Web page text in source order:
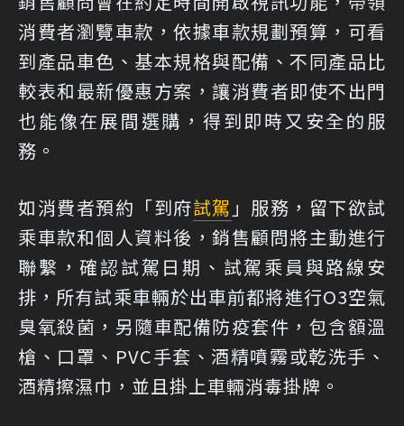
消費者瀏覽車款，依據車款規劃預算，可看
到產品車色、基本規格與配備、不同產品比
較表和最新優惠方案，讓消費者即使不出門
也能像在展間選購，得到即時又安全的服
務。
如消費者預約「到府試駕 」服務，留下欲試
乘車款和個人資料後，銷售顧問將主動進行
聯繫，確認試駕日期、試駕乘員與路線安
排，所有試乘車輛於出車前都將進行O3空氣
臭氧殺菌，另隨車配備防疫套件，包含額溫
槍、口罩、PVC手套、酒精噴霧或乾洗手、
酒精擦濕巾，並且掛上車輛消毒掛牌。